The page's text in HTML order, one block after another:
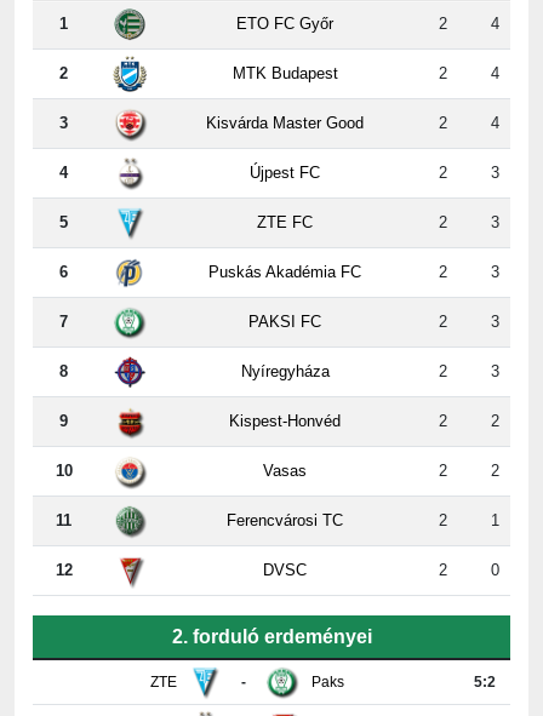
1 ETO FC Győr 2 4
2 MTK Budapest 2 4
3 Kisvárda Master Good 2 4
4 Újpest FC 2 3
5 ZTE FC 2 3
6 Puskás Akadémia FC 2 3
7 PAKSI FC 2 3
8 Nyíregyháza 2 3
9 Kispest-Honvéd 2 2
10 Vasas 2 2
11 Ferencvárosi TC 2 1
12 DVSC 2 0
2. forduló erdeményei
ZTE - Paks 5:2